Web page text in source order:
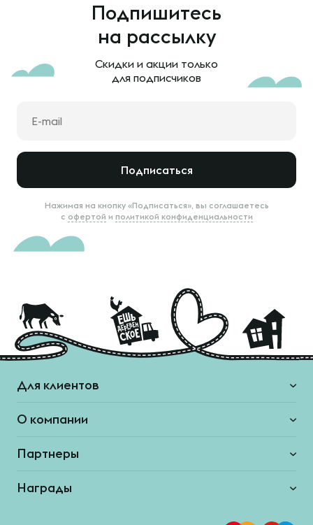
Подпишитесь
на рассылку
Скидки и акции только
для подписчиков
Подписаться
Нажимая на кнопку «Подписаться», вы соглашаетесь
с офертой и политикой конфиденциальности
Для клиентов
О компании
Партнеры
Награды